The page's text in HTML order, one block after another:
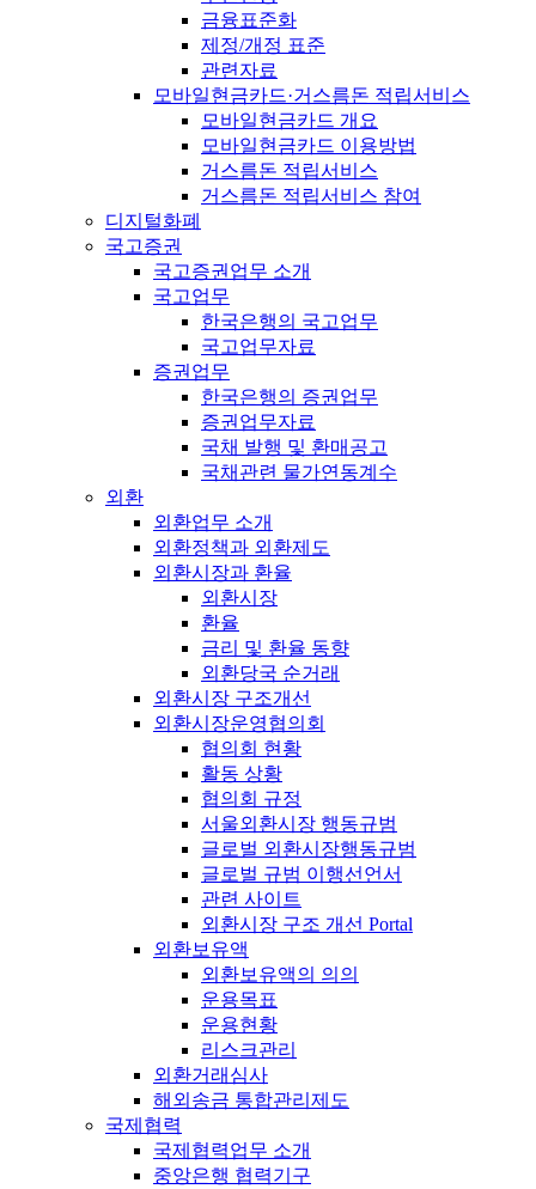
금융표준화
제정/개정 표준
관련자료
모바일현금카드·거스름돈 적립서비스
모바일현금카드 개요
모바일현금카드 이용방법
거스름돈 적립서비스
거스름돈 적립서비스 참여
디지털화폐
국고증권
국고증권업무 소개
국고업무
한국은행의 국고업무
국고업무자료
증권업무
한국은행의 증권업무
증권업무자료
국채 발행 및 환매공고
국채관련 물가연동계수
외환
외환업무 소개
외환정책과 외환제도
외환시장과 환율
외환시장
환율
금리 및 환율 동향
외환당국 순거래
외환시장 구조개선
외환시장운영협의회
협의회 현황
활동 상황
협의회 규정
서울외환시장 행동규범
글로벌 외환시장행동규범
글로벌 규범 이행선언서
관련 사이트
외환시장 구조 개선 Portal
외환보유액
외환보유액의 의의
운용목표
운용현황
리스크관리
외환거래심사
해외송금 통합관리제도
국제협력
국제협력업무 소개
중앙은행 협력기구